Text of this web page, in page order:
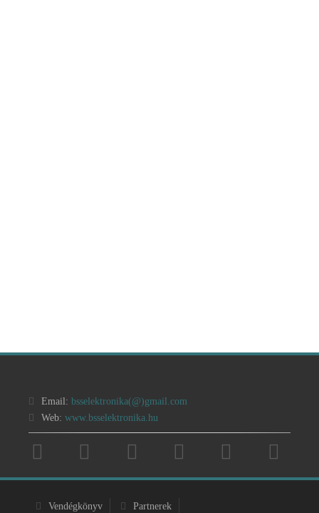
Email: bsselektronika(@)gmail.com
Web: www.bsselektronika.hu
Vendégkönyv Partnerek